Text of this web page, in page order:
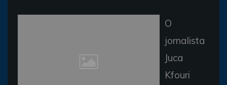
O
jornalista
Juca
Kfouri